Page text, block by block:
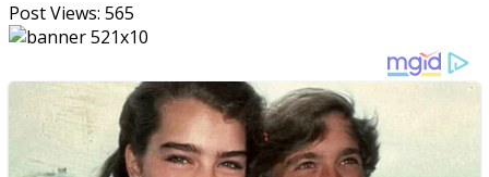
Post Views: 565